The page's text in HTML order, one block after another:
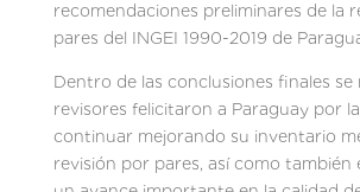
recomendaciones preliminares de la
pares del INGEI 1990-2019 de
Dentro de las conclusiones finales se
revisores felicitaron a Paraguay por
continuar mejorando su inventario
revisión por pares, así como también